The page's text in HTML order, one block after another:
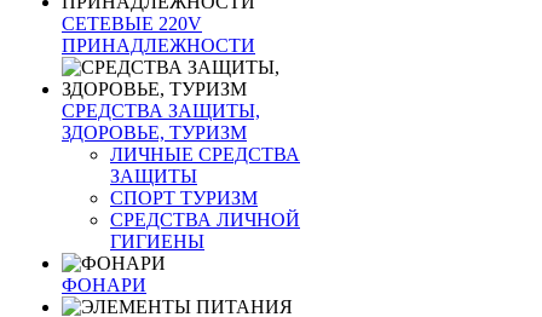
СЕТЕВЫЕ 220V
ПРИНАДЛЕЖНОСТИ
СРЕДСТВА ЗАЩИТЫ,
ЗДОРОВЬЕ, ТУРИЗМ
ЛИЧНЫЕ СРЕДСТВА
ЗАЩИТЫ
СПОРТ ТУРИЗМ
СРЕДСТВА ЛИЧНОЙ
ГИГИЕНЫ
ФОНАРИ